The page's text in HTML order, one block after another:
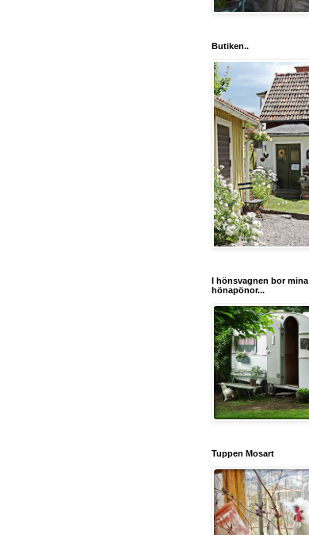
Butiken..
I hönsvagnen bor mina
hönapönor...
Tuppen Mosart